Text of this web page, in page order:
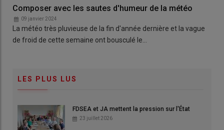
Composer avec les sautes d'humeur de la météo
09 janvier 2024
La météo très pluvieuse de la fin d'année dernière et la vague
de froid de cette semaine ont bousculé le…
LES PLUS LUS
FDSEA et JA mettent la pression sur l'État
23 juillet 2026